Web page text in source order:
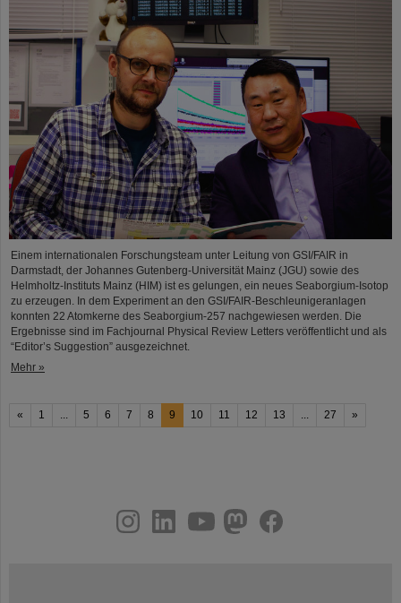
Einem internationalen Forschungsteam unter Leitung von GSI/FAIR in
Darmstadt, der Johannes Gutenberg-Universität Mainz (JGU) sowie des
Helmholtz-Instituts Mainz (HIM) ist es gelungen, ein neues Seaborgium-Isotop
zu erzeugen. In dem Experiment an den GSI/FAIR-Beschleunigeranlagen
konnten 22 Atomkerne des Seaborgium-257 nachgewiesen werden. Die
Ergebnisse sind im Fachjournal Physical Review Letters veröffentlicht und als
“Editor’s Suggestion” ausgezeichnet.
Mehr »
« 1 ... 5 6 7 8 9 10 11 12 13 ... 27 »
youtubehelmholtz.socialfacebook